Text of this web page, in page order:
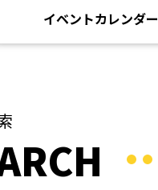
イベントカレンダー